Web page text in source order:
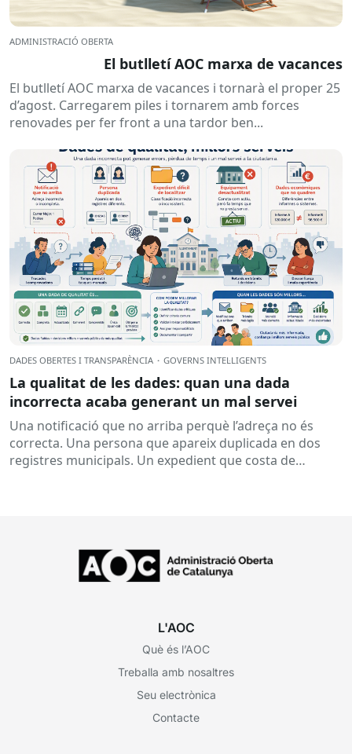
ADMINISTRACIÓ OBERTA
El butlletí AOC marxa de vacances
El butlletí AOC marxa de vacances i tornarà el proper 25
d’agost. Carregarem piles i tornarem amb forces
renovades per fer front a una tardor ben...
DADES OBERTES I TRANSPARÈNCIA · GOVERNS INTEL·LIGENTS
La qualitat de les dades: quan una dada
incorrecta acaba generant un mal servei
Una notificació que no arriba perquè l’adreça no és
correcta. Una persona que apareix duplicada en dos
registres municipals. Un expedient que costa de
L'AOC
Què és l’AOC
Treballa amb nosaltres
Seu electrònica
Contacte